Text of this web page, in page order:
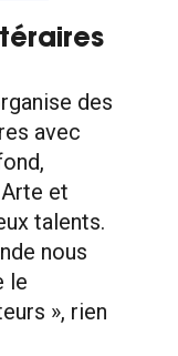
des
avec
et
talents.
nous
le
», rien